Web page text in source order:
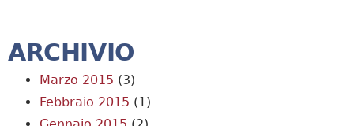
ARCHIVIO
Marzo 2015 (3)
Febbraio 2015 (1)